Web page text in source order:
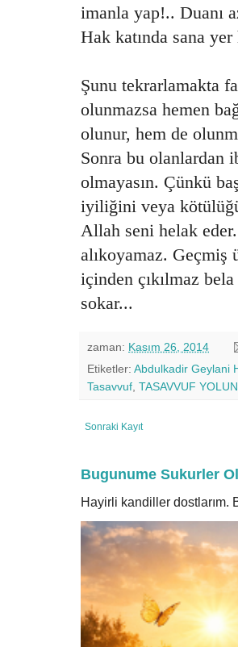
imanla yap!.. Duanı
Hak katında sana yer
Şunu tekrarlamakta
olunmazsa hemen
olunur, hem de
Sonra bu olanlardan
olmayasın. Çünkü
iyiliğini veya
Allah seni helak
alıkoyamaz.
içinden çıkılmaz
sokar...
zaman: Kasım 26, 2014
Etiketler: Abdulkadir Geylani
Tasavvuf TASAVVUF
Sonraki Kayıt
Bugunume Sukurler
Hayirli kandiller